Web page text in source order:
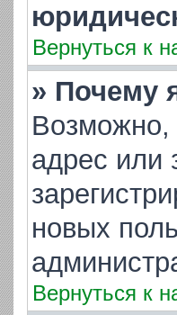
Вернуться к
» Почему
Возможно,
адрес или
новых
Вернуться к